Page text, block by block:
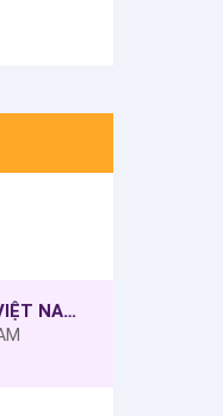
CÔNG TY TNHH IN ẤN HOA TƯỜNG VIỆT NAM - Tuyển dụng: Nhân viên kinh doanh